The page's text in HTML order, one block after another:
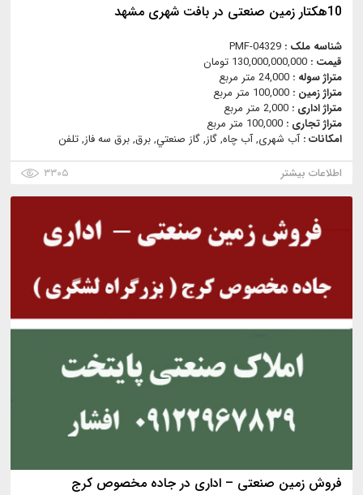
10هکتار زمین صنعتی در بافت شهری مشهد
شناسه ملک : PMF-04329
قیمت : 130,000,000,000 تومان
متراژ سوله : 24,000 متر مربع
متراژ زمین : 100,000 متر مربع
متراژ اداری : 2,000 متر مربع
متراژ تجاری : 100,000 متر مربع
امکانات :آب شهری, آب چاه, گاز, گاز صنعتي, برق, برق سه فاز, تلفن
اطلاعات بیشتر
۳۳۰۵
فروش زمین صنعتی – اداری در جاده مخصوص کرج